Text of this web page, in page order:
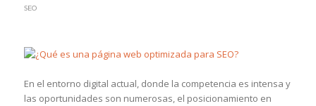
SEO
En el entorno digital actual, donde la competencia es intensa y
las oportunidades son numerosas, el posicionamiento en